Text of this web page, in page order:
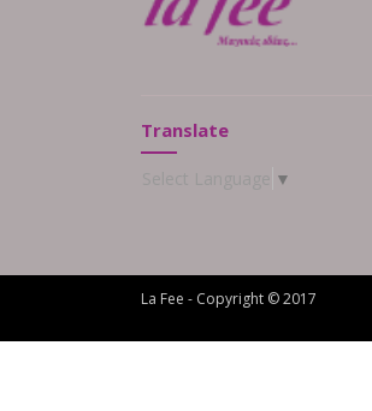
Translate
▼
La Fee - Copyright © 2017